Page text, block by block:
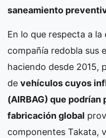
saneamiento
En lo que respecta a
compañía redobla sus
haciendo desde 2015,
de vehículos cuyos
(AIRBAG) que podrían
fabricación global
componentes Takata,